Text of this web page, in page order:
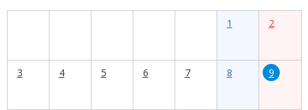
1 2
3 4 5 6 7 8 9